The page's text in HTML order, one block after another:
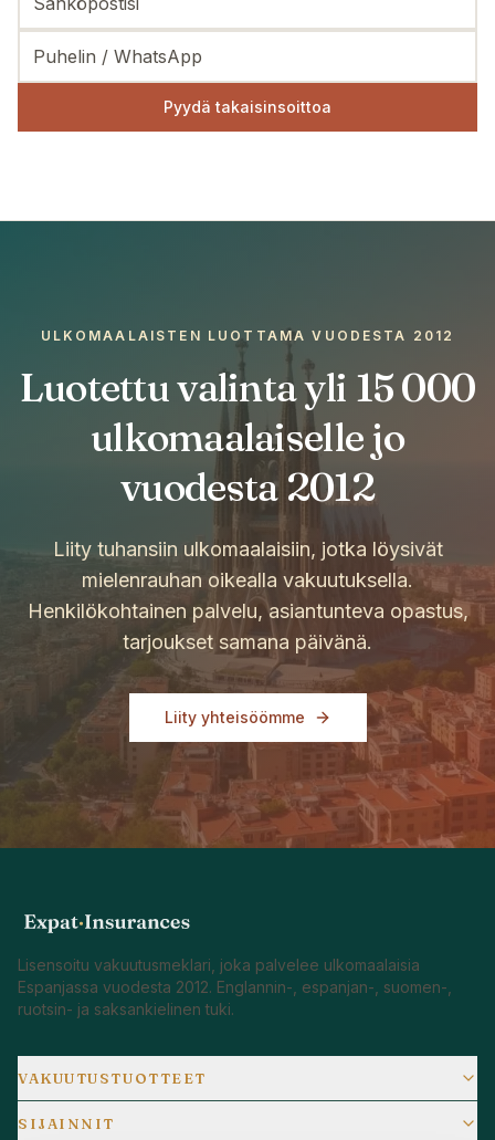
Pyydä takaisinsoittoa
ULKOMAALAISTEN LUOTTAMA VUODESTA 2012
Luotettu valinta yli 15 000
ulkomaalaiselle jo
vuodesta 2012
Liity tuhansiin ulkomaalaisiin, jotka löysivät
mielenrauhan oikealla vakuutuksella.
Henkilökohtainen palvelu, asiantunteva opastus,
tarjoukset samana päivänä.
Liity yhteisöömme
Lisensoitu vakuutusmeklari, joka palvelee ulkomaalaisia
Espanjassa vuodesta 2012. Englannin-, espanjan-, suomen-,
ruotsin- ja saksankielinen tuki.
VAKUUTUSTUOTTEET
SIJAINNIT